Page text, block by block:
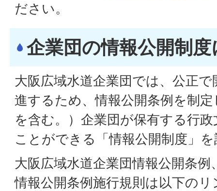
ださい。
企業団の情報公開制
大阪広域水道企業団では、公正
進するため、情報公開条例を制
を含む。）企業団が保有する行
ことができる「情報公開制度」
大阪広域水道企業団情報公開条例
情報公開条例施行規則は以下の